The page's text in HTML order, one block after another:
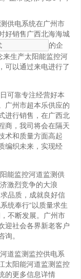
供电系统在广州市
好销售广西北海海城
的企
来生产太阳能监控河
可以通过来电进行了
可靠专注经营好本
广州市超本乐供应的
进行销售，在广西北
商，我司将会在隔天
术和质量方面高起
编织未来，实现经
能监控河道监测供
激烈竞争的大浪
品质，成就良好信
统奉行“以质量求生
不断发展。广州市
迎社会各界新老客户
。
道监测监控供电系
太阳能河道监测监控
的更多信息详情